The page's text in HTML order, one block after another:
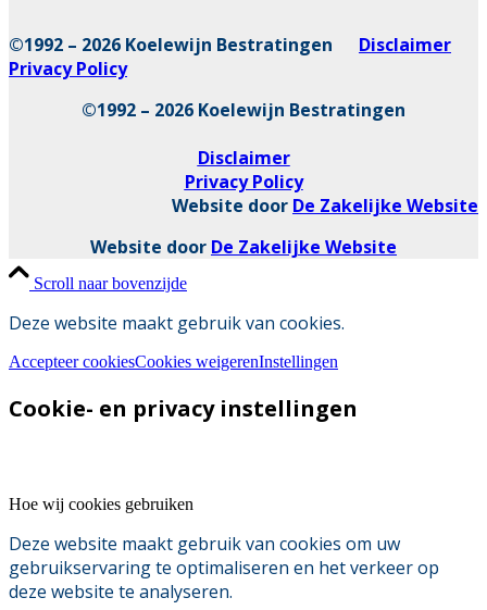
©1992 – 2026 Koelewijn Bestratingen Disclaimer
Privacy Policy
©1992 – 2026 Koelewijn Bestratingen
Disclaimer
Privacy Policy
Website door De Zakelijke Website
Website door De Zakelijke Website
Scroll naar bovenzijde
Deze website maakt gebruik van cookies.
Accepteer cookiesCookies weigerenInstellingen
Cookie- en privacy instellingen
Hoe wij cookies gebruiken
Deze website maakt gebruik van cookies om uw
gebruikservaring te optimaliseren en het verkeer op
deze website te analyseren.